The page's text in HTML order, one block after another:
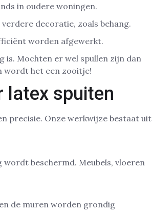
in oudere woningen.
decoratie, zoals behang.
worden afgewerkt.
is. Mochten er wel spullen zijn dan
wordt het een zooitje!
latex spuiten
precisie. Onze werkwijze bestaat uit
beschermd. Meubels, vloeren
de muren worden grondig